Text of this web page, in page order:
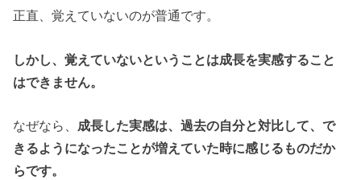
正直、覚えていないのが普通です。
しかし、覚えていないということは成長を実感すること
はできません。
なぜなら、 成長した実感は、過去の自分と対比して、で
きるようになったことが増えていた時に感じるものだか
らです。